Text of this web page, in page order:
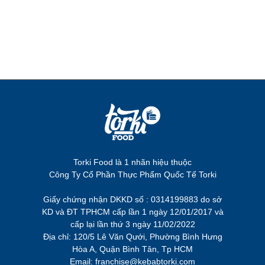
Torki Food là 1 nhãn hiệu thuộc
Công Ty Cổ Phần Thực Phẩm Quốc Tế Torki
Giấy chứng nhận DKKD số : 0314199883 do sở
KD và ĐT TPHCM cấp lần 1 ngày 12/01/2017 và
cấp lại lần thứ 3 ngày 11/02/2022
Địa chỉ: 120/5 Lê Văn Qưới, Phường Bình Hưng
Hòa A, Quận Bình Tân, Tp HCM
Email: franchise@kebabtorki.com